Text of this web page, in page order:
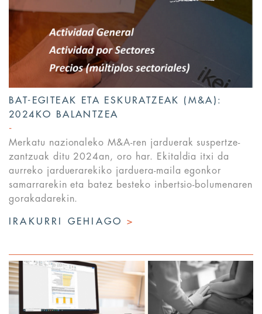
BAT-EGITEAK ETA ESKURATZEAK (M&A):
2024KO BALANTZEA
Merkatu nazionaleko M&A-ren jarduerak suspertze-
zantzuak ditu 2024an, oro har. Ekitaldia itxi da
aurreko jarduerarekiko jarduera-maila egonkor
samarrarekin eta batez besteko inbertsio-bolumenaren
gorakadarekin.
IRAKURRI GEHIAGO>